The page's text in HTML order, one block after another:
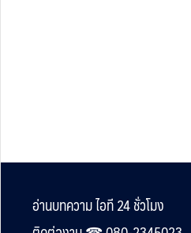
Footer
อ่านบทความ ไอที 24 ชั่วโมง